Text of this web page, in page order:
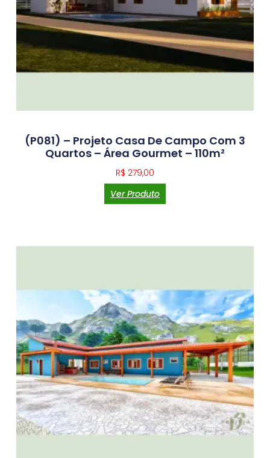
(P081) – Projeto Casa De Campo Com 3
Quartos – Área Gourmet – 110m²
R$ 279,00
Ver Produto